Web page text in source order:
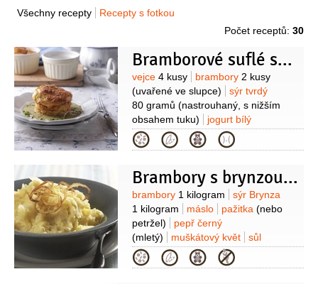
Všechny recepty
Recepty s fotkou
Počet receptů: 30
Bramborové suflé se sýrem
Suroviny
vejce 4 kusy brambory 2 kusy
(uvařené ve slupce)
sýr tvrdý
80 gramů (nastrouhaný, s nižším
obsahem tuku)
jogurt bílý
2 lžíce
mouka pšeničná hladká
1 lžíce
petržel hladkolistá1 lžíce
formiček)
mouka pšeničná hladká
(na vysypání formiček)
Na omáčku:
žampiony
3 kusy brambory
1 kus
(střední)
mrkev 1/2
(menší)
sýr Brynza 30 gramů
olivový1/2lžíce řeřicha1/2lžíce
(čerstvá)
pepř černý(mletý)
Kategorie
Brambory s brynzou Haliny Pawlowské
Suroviny
brambory 1 kilogram
sýr Brynza
1 kilogram
máslo pažitka (nebo
petržel)
pepř černý
(mletý)
muškátový květ sůl
Kategorie